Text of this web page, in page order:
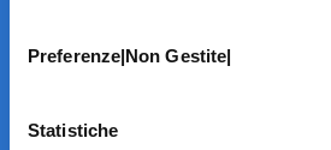
Preferenze|Non Gestite|
Statistiche
LA STRUTTURA
Informazioni